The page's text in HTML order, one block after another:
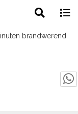
search
brandwerend